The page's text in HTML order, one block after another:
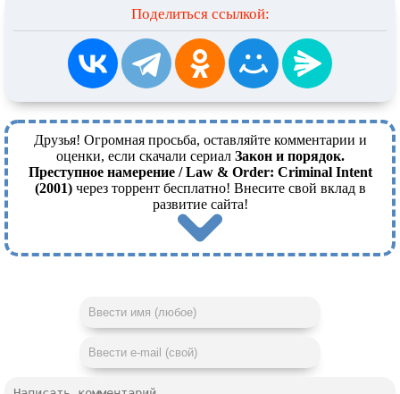
Поделиться ссылкой:
Друзья! Огромная просьба, оставляйте комментарии и
оценки, если скачали сериал Закон и порядок.
Преступное намерение / Law & Order: Criminal Intent
(2001)через торрент бесплатно! Внесите свой вклад в
развитие сайта!